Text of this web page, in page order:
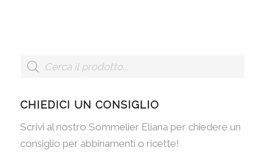
CHIEDICI UN CONSIGLIO
Scrivi al nostro Sommelier Eliana per chiedere un
consiglio per abbinamenti o ricette!